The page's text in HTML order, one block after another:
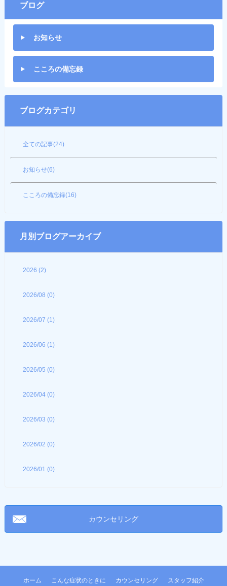
ブログ
お知らせ
こころの備忘録
ブログカテゴリ
全ての記事(24)
お知らせ(6)
こころの備忘録(16)
月別ブログアーカイブ
2026 (2)
2026/08 (0)
2026/07 (1)
2026/06 (1)
2026/05 (0)
2026/04 (0)
2026/03 (0)
2026/02 (0)
2026/01 (0)
カウンセリング
ホーム こんな症状のときに カウンセリング スタッフ紹介